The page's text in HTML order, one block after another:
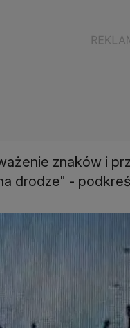
znaków i
drodze" -